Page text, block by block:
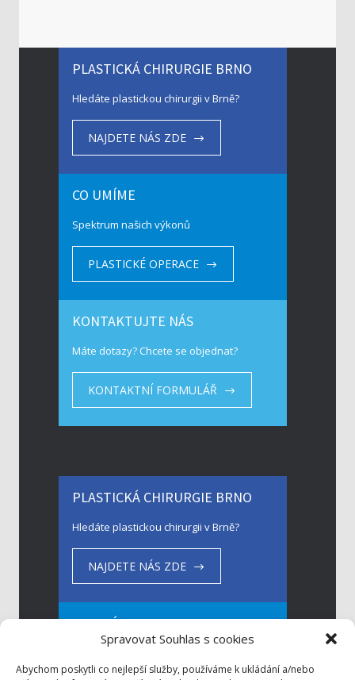
Spravovat Souhlas s cookies
Abychom poskytli co nejlepší služby, používáme k ukládání a/nebo
PLASTICKÁ CHIRURGIE BRNO
Hledáte plastickou chirurgii v Brně?
NAJDETE NÁS ZDE
CO UMÍME
Spektrum našich výkonů
PLASTICKÉ OPERACE
KONTAKTUJTE NÁS
Máte dotazy? Chcete se objednat?
KONTAKTNÍ FORMULÁŘ
PLASTICKÁ CHIRURGIE BRNO
Hledáte plastickou chirurgii v Brně?
NAJDETE NÁS ZDE
CO UMÍME